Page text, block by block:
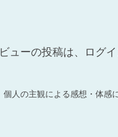
ューの投稿は、ログ
人の主観による感想・体感